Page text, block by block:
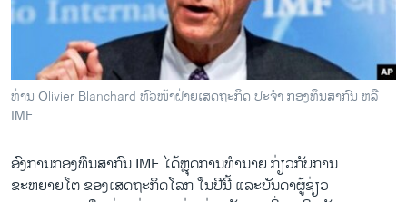
ວິທະຍາສາດ-ເທັກໂນໂລຈີ
ພາສາອັງກິດ
ວີດີໂອ
ລາຍການກະຈາຍສຽງ
ຕິດຕາມພວກເຮົາ ທີ່
ທ່ານ Olivier Blanchard ຫົວໜ້າຝ່າຍເສດຖະກິດ ປະຈໍາ ກອງທຶນສາກົນ ຫລື
IMF
ອົງການ​ກອງ​ທຶນສາກົນ IMF ​ໄດ້ຫຼຸດການ​ທໍາ​ນາຍ ກ່ຽວ​ກັບການ
​ຂະຫຍາຍໂຕ ຂອງເສດຖະກິດໂລກ​ ໃນປີນີ້ ​ແລະ​ບັນດາ​ຜູ້​ຊ່ຽວ